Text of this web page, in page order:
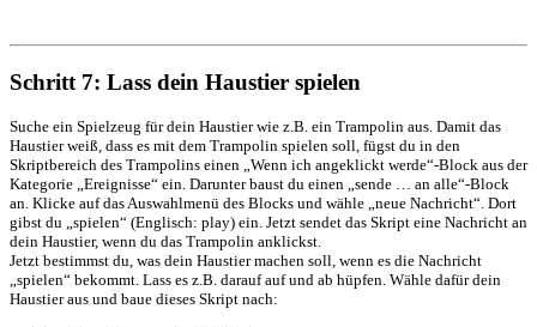
Schritt 7: Lass dein Haustier spielen
Suche ein Spielzeug für dein Haustier wie z.B. ein Trampolin aus. Damit das
Haustier weiß, dass es mit dem Trampolin spielen soll, fügst du in den
Skriptbereich des Trampolins einen „Wenn ich angeklickt werde“-Block aus der
Kategorie „Ereignisse“ ein. Darunter baust du einen „sende … an alle“-Block
an. Klicke auf das Auswahlmenü des Blocks und wähle „neue Nachricht“. Dort
gibst du „spielen“ (Englisch: play) ein. Jetzt sendet das Skript eine Nachricht an
dein Haustier, wenn du das Trampolin anklickst.
Jetzt bestimmst du, was dein Haustier machen soll, wenn es die Nachricht
„spielen“ bekommt. Lass es z.B. darauf auf und ab hüpfen. Wähle dafür dein
Haustier aus und baue dieses Skript nach: